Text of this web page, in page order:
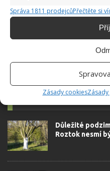
Správa 1811 prodejcůPřečtěte si
Zásady cookies
Důležité
Roztok nesmí